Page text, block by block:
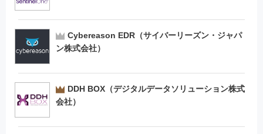
Cybereason EDR（サイバーリーズン・ジャパ
ン株式会社）
DDH BOX（デジタルデータソリューション株式
会社）